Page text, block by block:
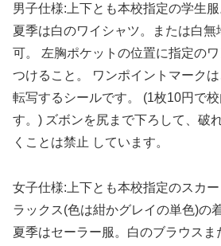
男子仕様: 上下とも本校指定の学生服
夏季は白のワイシャツ。 または白無
可。 左胸ポケット の位置に指定の
つけること。
ワンポイントマークは
転写するシールです。 (1枚10円で
す。) ズボンを尻まで下ろして
破
くことは禁止 してい ます。
女子仕様: 上下とも本校指定のスカ
ラ ック ス(色は紺かグレイの単色)の
夏季はセーラー服。 白のブラウスま